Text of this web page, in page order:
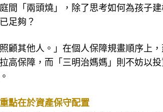
間「兩頭燒」，除了思考如何為孩子
足夠？
顧其他人。」在個人保障規畫順序上
高保障，而「三明治媽媽」則不妨以
點在於資產保守配置